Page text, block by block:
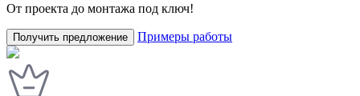
От проекта до монтажа под ключ!
Получить предложение Примеры работы